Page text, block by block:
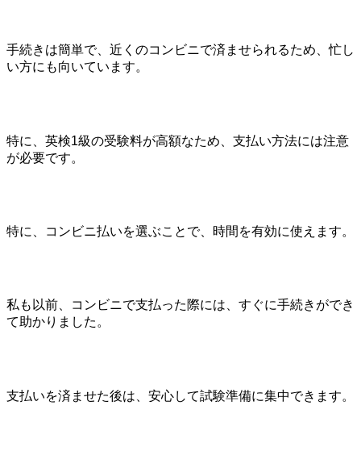
手続きは簡単で、近くのコンビニで済ませられるため、忙し
い方にも向いています。
特に、英検1級の受験料が高額なため、支払い方法には注意
が必要です。
特に、コンビニ払いを選ぶことで、時間を有効に使えます。
私も以前、コンビニで支払った際には、すぐに手続きができ
て助かりました。
支払いを済ませた後は、安心して試験準備に集中できます。